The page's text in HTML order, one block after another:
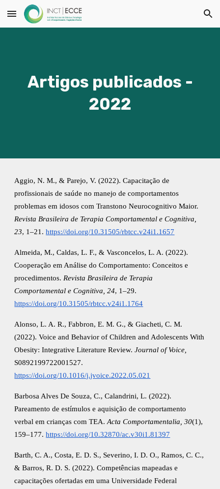
Skip to main content Skip to navigation
Artigos publicados -
2022
Aggio, N. M., & Parejo, V. (2022). Capacitação de
profissionais de saúde no manejo de comportamentos
problemas em idosos com Transtono Neurocognitivo Maior.
Revista Brasileira de Terapia Comportamental e Cognitiva,
23, 1–21. https://doi.org/10.31505/rbtcc.v24i1.1657
Almeida, M., Caldas, L. F., & Vasconcelos, L. A. (2022).
Cooperação em Análise do Comportamento: Conceitos e
procedimentos. Revista Brasileira de Terapia
Comportamental e Cognitiva, 24, 1–29.
https://doi.org/10.31505/rbtcc.v24i1.1764
Alonso, L. A. R., Fabbron, E. M. G., & Giacheti, C. M.
(2022). Voice and Behavior of Children and Adolescents With
Obesity: Integrative Literature Review.Journal of Voice,
S0892199722001527.
https://doi.org/10.1016/j.jvoice.2022.05.021
Barbosa Alves De Souza, C., Calandrini, L. (2022).
Pareamento de estímulos e aquisição de comportamento
verbal em crianças com TEA.Acta Comportamentalia, 30(1),
159–177. https://doi.org/10.32870/ac.v30i1.81397
Barth, C. A., Costa, E. D. S., Severino, I. D. O., Ramos, C. C.,
& Barros, R. D. S. (2022). Competências mapeadas e
capacitações ofertadas em uma Universidade Federal